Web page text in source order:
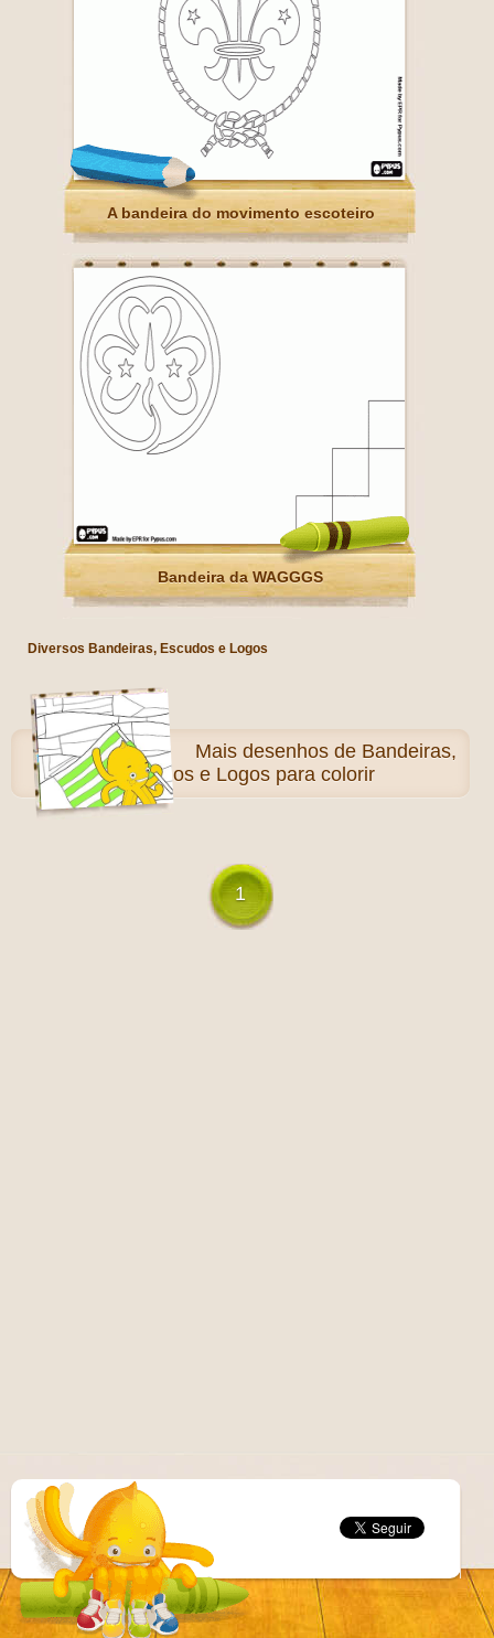
A bandeira do movimento escoteiro
Bandeira da WAGGGS
Diversos Bandeiras, Escudos e Logos
Maisdesenhos de Bandeiras,
Escudos e Logos para colorir
1